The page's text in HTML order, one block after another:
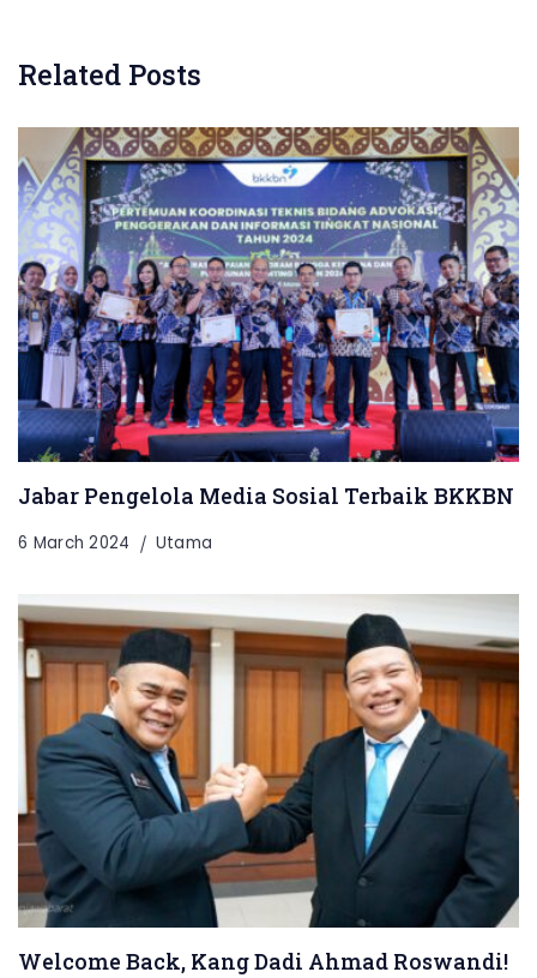
Related Posts
Jabar Pengelola Media Sosial Terbaik BKKBN
6 March 2024 Utama
Welcome Back, Kang Dadi Ahmad Roswandi!